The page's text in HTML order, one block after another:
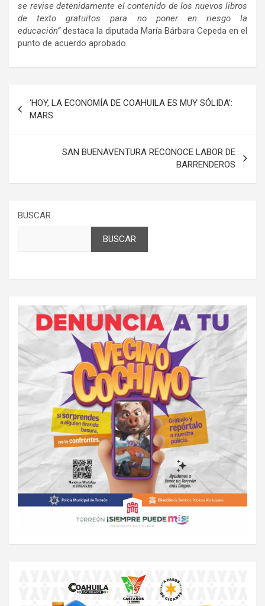
se revise detenidamente el contenido de los nuevos libros
de texto gratuitos para no poner en riesgo la
educación”destaca la diputada María Bárbara Cepeda en el
punto de acuerdo aprobado.
de
entradas
‘HOY, LA ECONOMÍA DE COAHUILA ES MUY SÓLIDA’:
MARS
SAN BUENAVENTURA RECONOCE LABOR DE
BARRENDEROS
BUSCAR
BUSCAR